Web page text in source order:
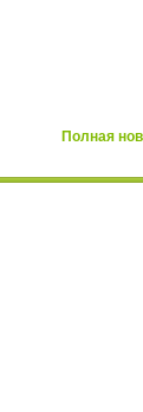
Полная